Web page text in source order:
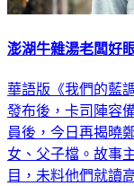
澎湖牛雜湯老闆好
華語版《我們的藍
發布後，卡司陣容
員後，今日再揭曉
女、父子檔。故事
目，未料他們就讀